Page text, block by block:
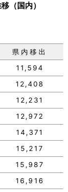
（国内）
県内移出
11,594
12,408
12,231
12,972
14,371
15,217
15,987
16,916